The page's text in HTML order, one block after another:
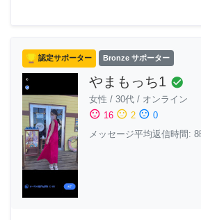
認定サポーター Bronze サポーター
やまもっち1 check_circle
女性 / 30代 / オンライン
sentiment_satisfied 16 sentiment_neutral 2 sentiment_dissatisfied 0
メッセージ平均返信時間: 8